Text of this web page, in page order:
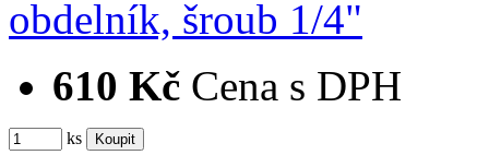
610 Kč Cena s DPH
ks